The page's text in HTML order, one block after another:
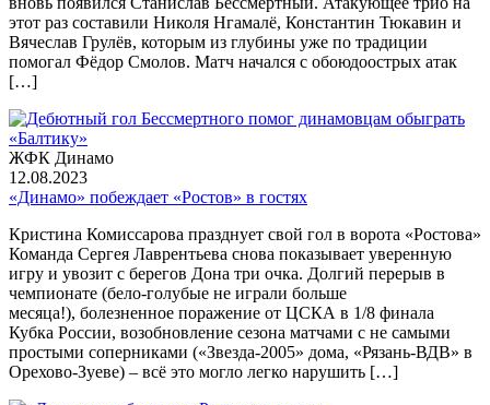
этот раз составили Николя Нгамалё, Константин Тюкавин и
Вячеслав Грулёв, которым из глубины уже по традиции
помогал Фёдор Смолов. Матч начался с обоюдоострых атак
[…]
ЖФК Динамо
12.08.2023
«Динамо» побеждает «Ростов» в гостях
Кристина Комиссарова празднует свой гол в ворота «Ростова»
Команда Сергея Лаврентьева снова показывает уверенную
игру и увозит с берегов Дона три очка. Долгий перерыв в
чемпионате (бело-голубые не играли больше
месяца!), болезненное поражение от ЦСКА в 1/8 финала
Кубка России, возобновление сезона матчами с не самыми
простыми соперниками («Звезда-2005» дома, «Рязань-ВДВ» в
Орехово-Зуеве) – всё это могло легко нарушить […]